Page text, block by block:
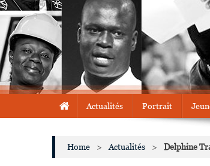
Actualités Portrait
Home > Actualités > Delphine